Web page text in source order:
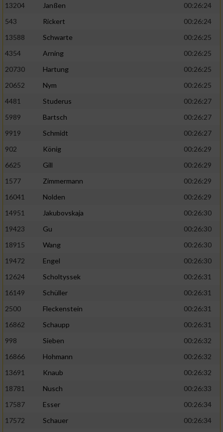
13204
Janßen
00:26:24
543
Rickert
00:26:24
13588
Schwarte
00:26:25
4354
Arning
00:26:25
20730
Hartung
00:26:25
20652
Nym
00:26:25
4481
Studerus
00:26:27
5989
Bartsch
00:26:27
9919
Schmidt
00:26:27
902
König
00:26:29
6625
Gill
00:26:29
1577
Zimmermann
00:26:29
16041
Nolden
00:26:29
14951
Jakubovskaja
00:26:30
19423
Gu
00:26:30
18915
Wang
00:26:30
19472
Engel
00:26:30
12624
Scholtyssek
00:26:31
16149
Schüller
00:26:31
2500
Fleckenstein
00:26:31
16862
Schaupp
00:26:31
998
Sieben
00:26:32
16866
Hohmann
00:26:32
13691
Knaub
00:26:32
18781
Nusch
00:26:33
17587
Esser
00:26:34
17572
Schauer 00:26:34